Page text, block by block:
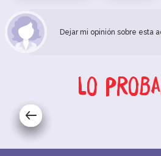
Dejar mi opinión sobre esta
Lo